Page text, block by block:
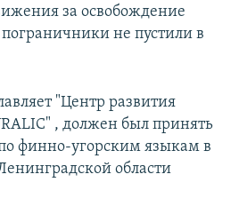
за освобождение
не пустили в
"Центр развития
, должен был принять
финно-угорским языкам в
области